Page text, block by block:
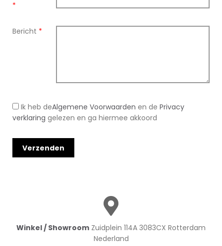
*
Bericht *
Ik heb deAlgemene Voorwaarden en de Privacy
verklaring gelezen en ga hiermee akkoord
Winkel / Showroom Zuidplein 114A 3083CX Rotterdam
Nederland